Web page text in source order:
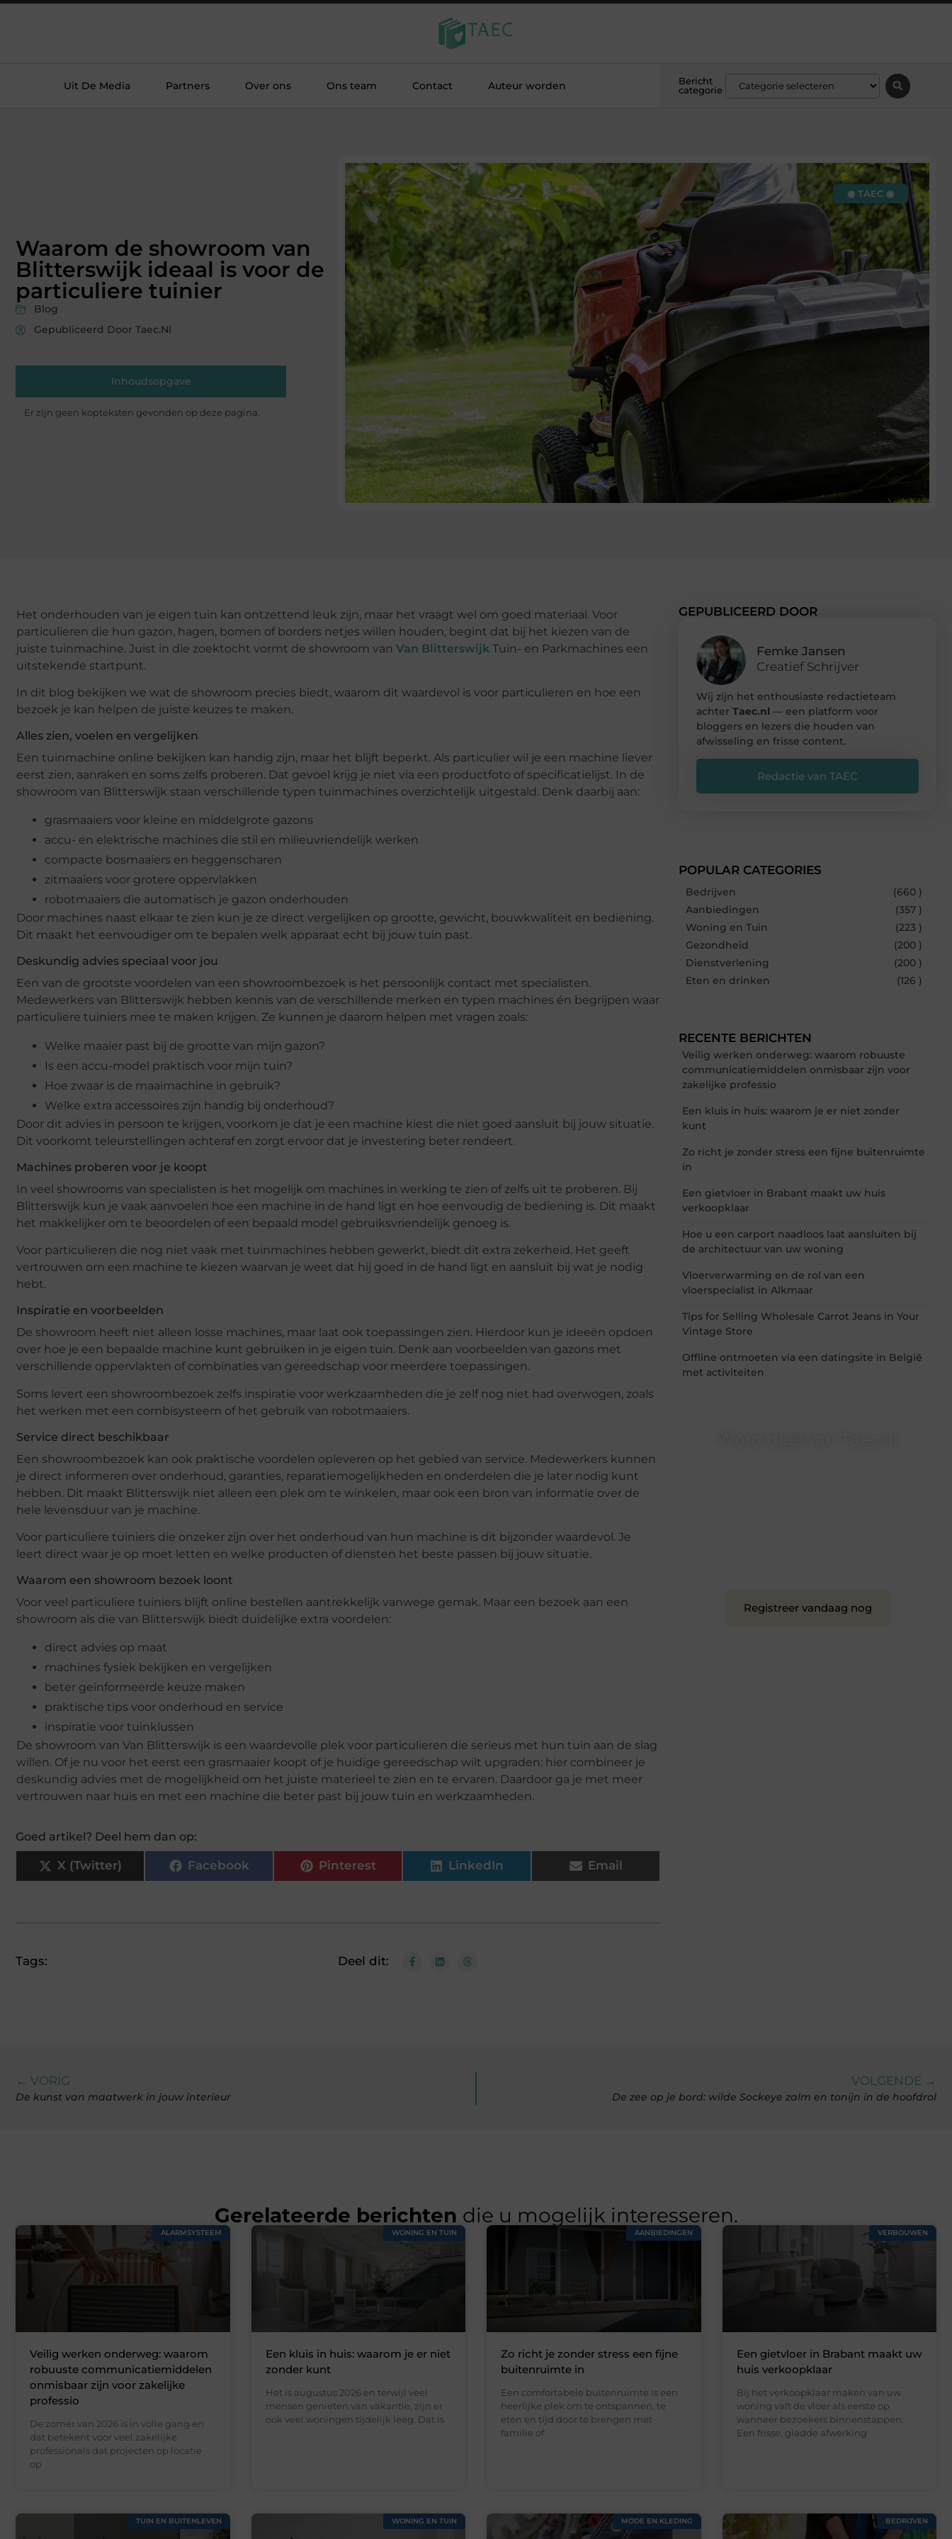
Uit De Media Partners Over ons Ons team Contact Auteur worden
Bericht
categorie
Waarom de showroom van
Blitterswijk ideaal is voor de
particuliere tuinier
Blog
Gepubliceerd Door Taec.nl
Inhoudsopgave
Er zijn geen kopteksten gevonden op deze pagina.
◉ TAEC ◉
Het onderhouden van je eigen tuin kan ontzettend leuk zijn, maar het vraagt wel om goed materiaal. Voor
particulieren die hun gazon, hagen, bomen of borders netjes willen houden, begint dat bij het kiezen van de
juiste tuinmachine. Juist in die zoektocht vormt de showroom van Van Blitterswijk Tuin- en Parkmachines een
uitstekende startpunt.
In dit blog bekijken we wat de showroom precies biedt, waarom dit waardevol is voor particulieren en hoe een
bezoek je kan helpen de juiste keuzes te maken.
Alles zien, voelen en vergelijken
Een tuinmachine online bekijken kan handig zijn, maar het blijft beperkt. Als particulier wil je een machine liever
eerst zien, aanraken en soms zelfs proberen. Dat gevoel krijg je niet via een productfoto of specificatielijst. In de
showroom van Blitterswijk staan verschillende typen tuinmachines overzichtelijk uitgestald. Denk daarbij aan:
grasmaaiers voor kleine en middelgrote gazons
accu- en elektrische machines die stil en milieuvriendelijk werken
compacte bosmaaiers en heggenscharen
zitmaaiers voor grotere oppervlakken
robotmaaiers die automatisch je gazon onderhouden
Door machines naast elkaar te zien kun je ze direct vergelijken op grootte, gewicht, bouwkwaliteit en bediening.
Dit maakt het eenvoudiger om te bepalen welk apparaat echt bij jouw tuin past.
Deskundig advies speciaal voor jou
Een van de grootste voordelen van een showroombezoek is het persoonlijk contact met specialisten.
Medewerkers van Blitterswijk hebben kennis van de verschillende merken en typen machines én begrijpen waar
particuliere tuiniers mee te maken krijgen. Ze kunnen je daarom helpen met vragen zoals:
Welke maaier past bij de grootte van mijn gazon?
Is een accu-model praktisch voor mijn tuin?
Hoe zwaar is de maaimachine in gebruik?
Welke extra accessoires zijn handig bij onderhoud?
Door dit advies in persoon te krijgen, voorkom je dat je een machine kiest die niet goed aansluit bij jouw situatie.
Dit voorkomt teleurstellingen achteraf en zorgt ervoor dat je investering beter rendeert.
Machines proberen voor je koopt
In veel showrooms van specialisten is het mogelijk om machines in werking te zien of zelfs uit te proberen. Bij
Blitterswijk kun je vaak aanvoelen hoe een machine in de hand ligt en hoe eenvoudig de bediening is. Dit maakt
het makkelijker om te beoordelen of een bepaald model gebruiksvriendelijk genoeg is.
Voor particulieren die nog niet vaak met tuinmachines hebben gewerkt, biedt dit extra zekerheid. Het geeft
vertrouwen om een machine te kiezen waarvan je weet dat hij goed in de hand ligt en aansluit bij wat je nodig
hebt.
Inspiratie en voorbeelden
De showroom heeft niet alleen losse machines, maar laat ook toepassingen zien. Hierdoor kun je ideeën opdoen
over hoe je een bepaalde machine kunt gebruiken in je eigen tuin. Denk aan voorbeelden van gazons met
verschillende oppervlakten of combinaties van gereedschap voor meerdere toepassingen.
Soms levert een showroombezoek zelfs inspiratie voor werkzaamheden die je zelf nog niet had overwogen, zoals
het werken met een combisysteem of het gebruik van robotmaaiers.
Service direct beschikbaar
Een showroombezoek kan ook praktische voordelen opleveren op het gebied van service. Medewerkers kunnen
je direct informeren over onderhoud, garanties, reparatiemogelijkheden en onderdelen die je later nodig kunt
hebben. Dit maakt Blitterswijk niet alleen een plek om te winkelen, maar ook een bron van informatie over de
hele levensduur van je machine.
Voor particuliere tuiniers die onzeker zijn over het onderhoud van hun machine is dit bijzonder waardevol. Je
leert direct waar je op moet letten en welke producten of diensten het beste passen bij jouw situatie.
Waarom een showroom bezoek loont
Voor veel particuliere tuiniers blijft online bestellen aantrekkelijk vanwege gemak. Maar een bezoek aan een
showroom als die van Blitterswijk biedt duidelijke extra voordelen:
direct advies op maat
machines fysiek bekijken en vergelijken
beter geïnformeerde keuze maken
praktische tips voor onderhoud en service
inspiratie voor tuinklussen
De showroom van Van Blitterswijk is een waardevolle plek voor particulieren die serieus met hun tuin aan de slag
willen. Of je nu voor het eerst een grasmaaier koopt of je huidige gereedschap wilt upgraden: hier combineer je
deskundig advies met de mogelijkheid om het juiste materieel te zien en te ervaren. Daardoor ga je met meer
vertrouwen naar huis en met een machine die beter past bij jouw tuin en werkzaamheden.
Goed artikel? Deel hem dan op:
X (Twitter) Facebook Pinterest LinkedIn Email
Tags: Deel dit:
GEPUBLICEERD DOOR
Femke Jansen
Creatief Schrijver
Wij zijn het enthousiaste redactieteam
achter Taec.nl — een platform voor
bloggers en lezers die houden van
afwisseling en frisse content.
Redactie van TAEC
POPULAR CATEGORIES
Bedrijven
(660 )
Aanbiedingen
(357 )
Woning en Tuin
(223 )
Gezondheid
(200 )
Dienstverlening
(200 )
Eten en drinken
(126 )
RECENTE BERICHTEN
Veilig werken onderweg: waarom robuuste
communicatiemiddelen onmisbaar zijn voor
zakelijke professio
Een kluis in huis: waarom je er niet zonder
kunt
Zo richt je zonder stress een fijne buitenruimte
in
Een gietvloer in Brabant maakt uw huis
verkoopklaar
Hoe u een carport naadloos laat aansluiten bij
de architectuur van uw woning
Vloerverwarming en de rol van een
vloerspecialist in Alkmaar
Tips for Selling Wholesale Carrot Jeans in Your
Vintage Store
Offline ontmoeten via een datingsite in België
met activiteiten
Registreer vandaag nog
← VORIG
De kunst van maatwerk in jouw interieur
VOLGENDE →
De zee op je bord: wilde Sockeye zalm en tonijn in de hoofdrol
Gerelateerde berichten die u mogelijk interesseren.
ALARMSYSTEEM
Veilig werken onderweg: waarom
robuuste communicatiemiddelen
onmisbaar zijn voor zakelijke
professio
De zomer van 2026 is in volle gang en
dat betekent voor veel zakelijke
professionals dat projecten op locatie
op
WONING EN TUIN
Een kluis in huis: waarom je er niet
zonder kunt
Het is augustus 2026 en terwijl veel
mensen genieten van vakantie, zijn er
ook veel woningen tijdelijk leeg. Dat is
AANBIEDINGEN
Zo richt je zonder stress een fijne
buitenruimte in
Een comfortabele buitenruimte is een
heerlijke plek om te ontspannen, te
eten en tijd door te brengen met
familie of
VERBOUWEN
Een gietvloer in Brabant maakt uw
huis verkoopklaar
Bij het verkoopklaar maken van uw
woning valt de vloer als eerste op
wanneer bezoekers binnenstappen.
Een frisse, gladde afwerking
TUIN EN BUITENLEVEN WONING EN TUIN MODE EN KLEDING BEDRIJVEN